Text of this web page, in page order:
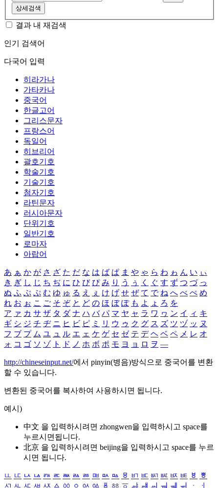
상세검색
결과 내 재검색
인기 검색어
다국어 입력
히라가나
가타카나
중국어
한글고어
그리스문자
프랑스어
독일어
히브리어
괄호기호
학술기호
기술기호
첨자기호
라틴문자
러시아문자
단위기호
일반기호
로마자
아랍어
あ ぁ か が さ ざ た だ な は ば ぱ ま や ゃ ら わ ゎ ん い ぃ
き ぎ し じ ち ぢ に ひ び ぴ み り う ぅ く ぐ す ず つ づ っ
ぬ ふ ぶ ぷ む ゆ ゅ る え ぇ け げ せ ぜ て で ね へ べ ぺ め
れ お ぉ こ ご そ ぞ と ど の ほ ぼ ぽ も よ ょ ろ を
ア ァ カ サ ザ タ ダ ナ ハ バ パ マ ヤ ャ ラ ワ ヮ ン イ ィ キ
ギ シ ジ チ ヂ ニ ヒ ビ ピ ミ リ ウ ゥ ク グ ス ズ ツ ヅ ッ ヌ
フ ブ プ ム ユ ュ ル エ ェ ケ ゲ セ ゼ テ デ ヘ ベ ペ メ レ オ
ォ コ ゴ ソ ゾ ト ド ノ ホ ボ ポ モ ヨ ョ ロ ヲ ―
http://chineseinput.net/에서 pinyin(병음)방식으로 중국어를 변환
할 수 있습니다.
변환된 중국어를 복사하여 사용하시면 됩니다.
예시)
中文 을 입력하시려면 zhongwen을 입력하시고 space를
누르시면됩니다.
北京 을 입력하시려면 beijing을 입력하시고 space를 누르
시면 됩니다.
ㅥ ㅦ ㅧ ㅨ ㅩ ㅪ ㅫ ㅬ ㅭ ㅮ ㅯ ㅰ ㅱ ㅲ ㅳ ㅴ ㅵ ㅶ ㅷ ㅸ
ㅹ
ㅺ ㅻ ㅼ ㅽ ㅾ ㅿ ㆀ ㆁ ㆂ ㆃ ㆄ ㆅ ㆆ ㆇ ㆈ ㆉ ㆊ ㆋ ㆌ ㆍ
ㆎ